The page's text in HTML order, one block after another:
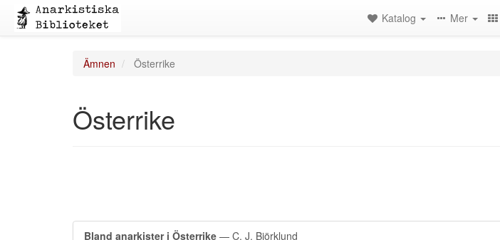
Katalog Mer
Ämnen Österrike
Österrike
Bland anarkister i Österrike — C. J. Björklund